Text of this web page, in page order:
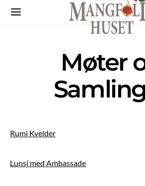
Møter
Rumi Kvelder
Lunsj med Ambassade